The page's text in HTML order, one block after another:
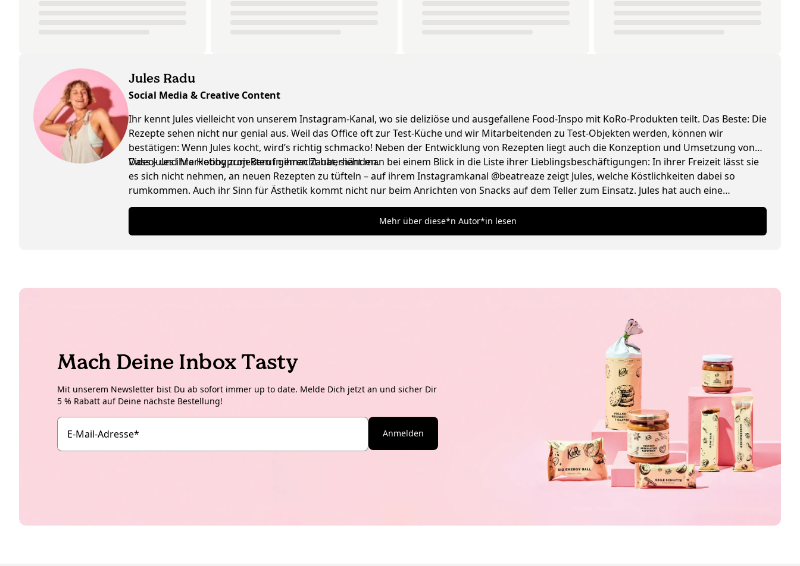
Jules Radu
Social Media & Creative Content
Ihr kennt Jules vielleicht von unserem Instagram-Kanal, wo sie deliziöse und ausgefallene Food-Inspo mit KoRo-Produkten teilt. Das Beste: Die
Rezepte sehen nicht nur genial aus. Weil das Office oft zur Test-Küche und wir Mitarbeitenden zu Test-Objekten werden, können wir
bestätigen: Wenn Jules kocht, wird’s richtig schmacko! Neben der Entwicklung von Rezepten liegt auch die Konzeption und Umsetzung von
Video- und Marketingprojekten in ihren Zauberhänden.
Dass Jules ihre Hobby zum Beruf gemacht hat, sieht man bei einem Blick in die Liste ihrer Lieblingsbeschäftigungen: In ihrer Freizeit lässt sie
es sich nicht nehmen, an neuen Rezepten zu tüfteln – auf ihrem Instagramkanal @beatreaze zeigt Jules, welche Köstlichkeiten dabei so
rumkommen. Auch ihr Sinn für Ästhetik kommt nicht nur beim Anrichten von Snacks auf dem Teller zum Einsatz. Jules hat auch eine
Schwäche für Interior Design und liebt ausgefallene Vintage Lampen.
Mehr über diese*n Autor*in lesen
Mach Deine Inbox Tasty
Mit unserem Newsletter bist Du ab sofort immer up to date. Melde Dich jetzt an und sicher Dir
5 % Rabatt auf Deine nächste Bestellung!
E-Mail-Adresse* Anmelden